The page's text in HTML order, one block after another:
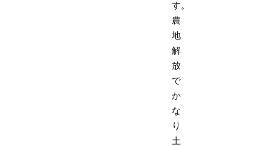
す。
農
地
解
放
で
か
な
り
土